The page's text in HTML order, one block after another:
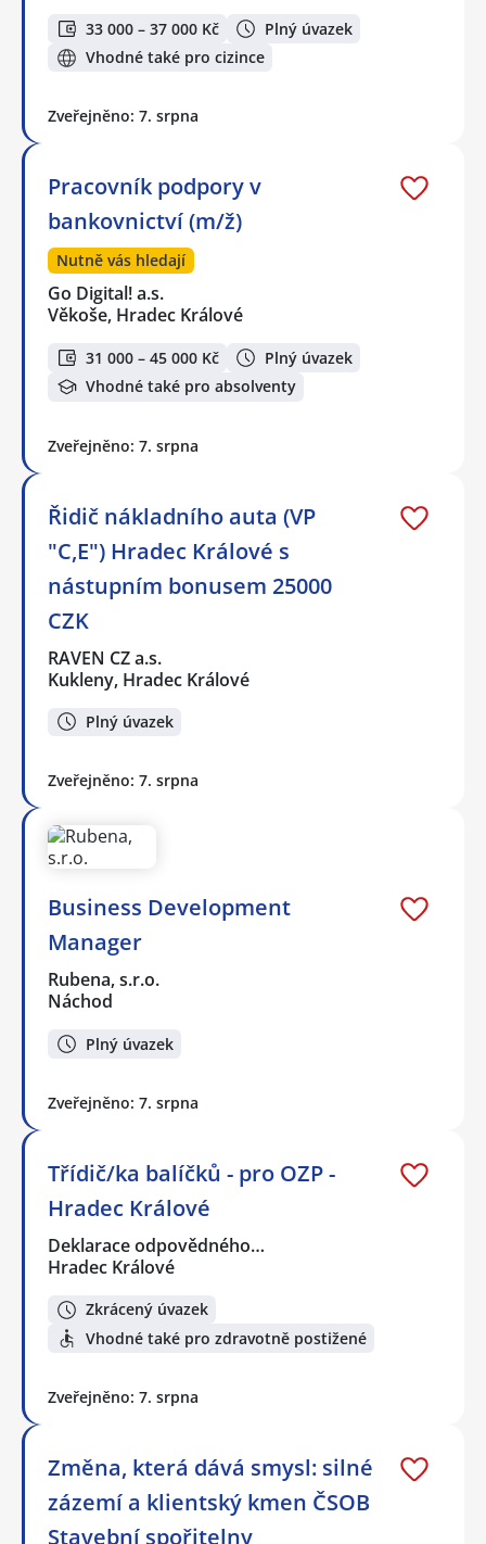
33 000 – 37 000 Kč
Plný úvazek
Vhodné také pro cizince
Zveřejněno: 7. srpna
Pracovník podpory v
bankovnictví (m/ž)
Nutně vás hledají
Go Digital! a.s.
Věkoše, Hradec Králové
31 000 – 45 000 Kč
Plný úvazek
Vhodné také pro absolventy
Zveřejněno: 7. srpna
Řidič nákladního auta (VP
"C,E") Hradec Králové s
nástupním bonusem 25000
CZK
RAVEN CZ a.s.
Kukleny, Hradec Králové
Plný úvazek
Zveřejněno: 7. srpna
Business Development
Manager
Rubena, s.r.o.
Náchod
Plný úvazek
Zveřejněno: 7. srpna
Třídič/ka balíčků - pro OZP -
Hradec Králové
Deklarace odpovědného…
Hradec Králové
Zkrácený úvazek
Vhodné také pro zdravotně postižené
Zveřejněno: 7. srpna
Změna, která dává smysl: silné
zázemí a klientský kmen ČSOB
Stavební spořitelny